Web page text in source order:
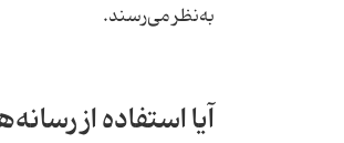
به‌نظر می‌رسند.
آیا استفاده از